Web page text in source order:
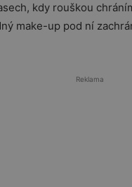
kdy rouškou
make-up pod ní
Reklama